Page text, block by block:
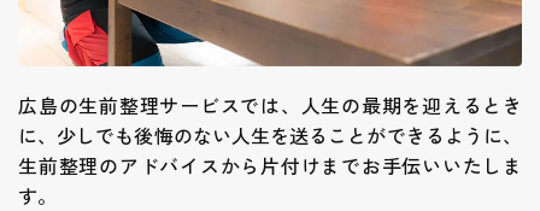
広島の生前整理サービスでは、人生の最期を迎えるとき
に、少しでも後悔のない人生を送ることができるように、
生前整理のアドバイスから片付けまでお手伝いいたしま
す。